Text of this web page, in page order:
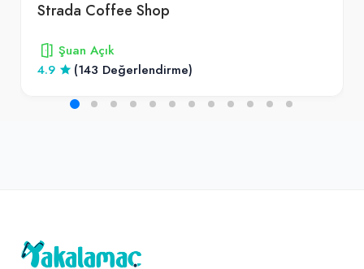
Strada Coffee Shop
Şuan Açık
4.9
(143 Değerlendirme)